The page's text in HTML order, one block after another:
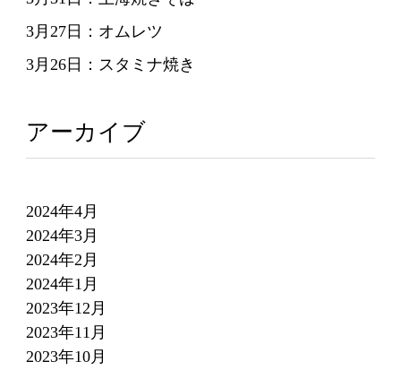
3月27日：オムレツ
3月26日：スタミナ焼き
アーカイブ
2024年4月
2024年3月
2024年2月
2024年1月
2023年12月
2023年11月
2023年10月